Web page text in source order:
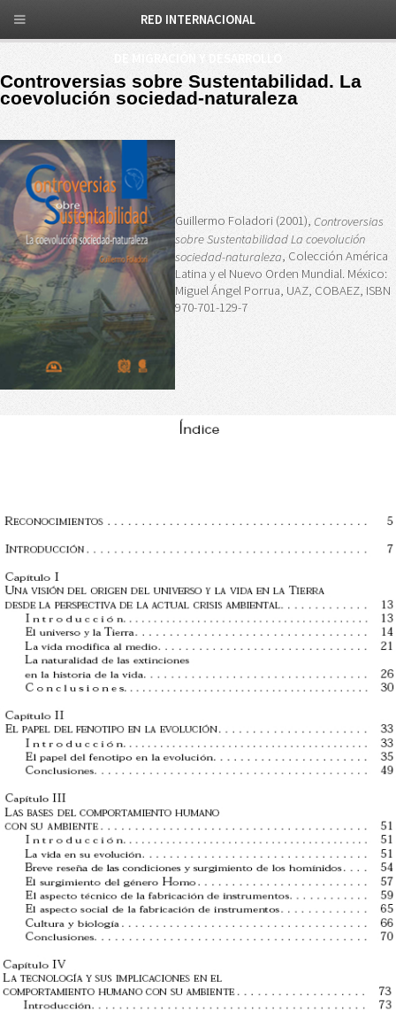
Controversias sobre Sustentabilidad. La
coevolución sociedad-naturaleza
Guillermo Foladori (2001), Controversias
sobre Sustentabilidad La coevolución
sociedad-naturaleza, Colección América
Latina y el Nuevo Orden Mundial. México:
Miguel Ángel Porrua, UAZ, COBAEZ, ISBN
970-701-129-7
RED INTERNACIONAL